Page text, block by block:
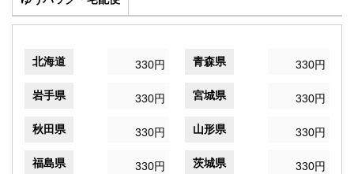
北海道 330円 青森県 330円
岩手県 330円 宮城県 330円
秋田県 330円 山形県 330円
福島県 330円 茨城県 330円